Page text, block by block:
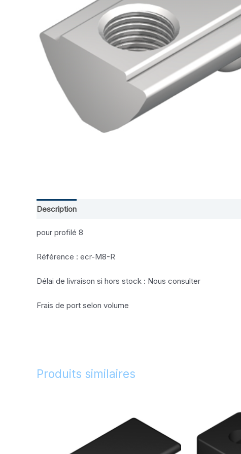
Description
pour profilé 8
Référence : ecr-M8-R
Délai de livraison si hors stock : Nous consulter
Frais de port selon volume
Produits similaires